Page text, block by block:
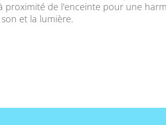
proximité de l'enceinte pour une
et la lumière.